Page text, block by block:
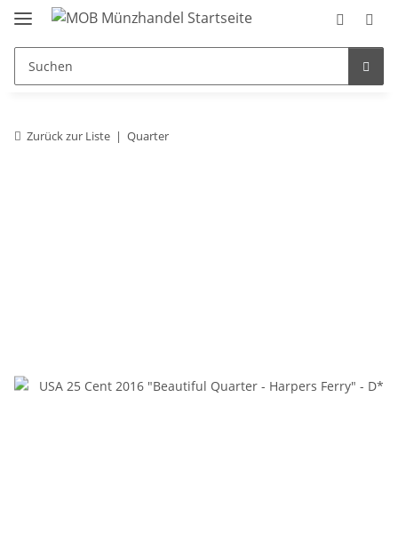
Zurück zur Liste Quarter